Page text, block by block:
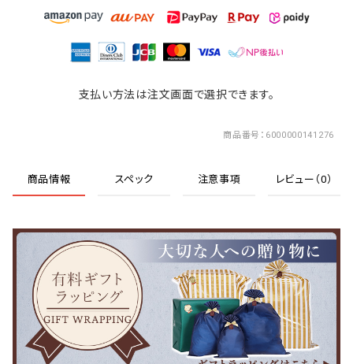
支払い方法は注文画面で選択できます。
商品番号 6000000141276
商品情報 スペック 注意事項 レビュー（0）